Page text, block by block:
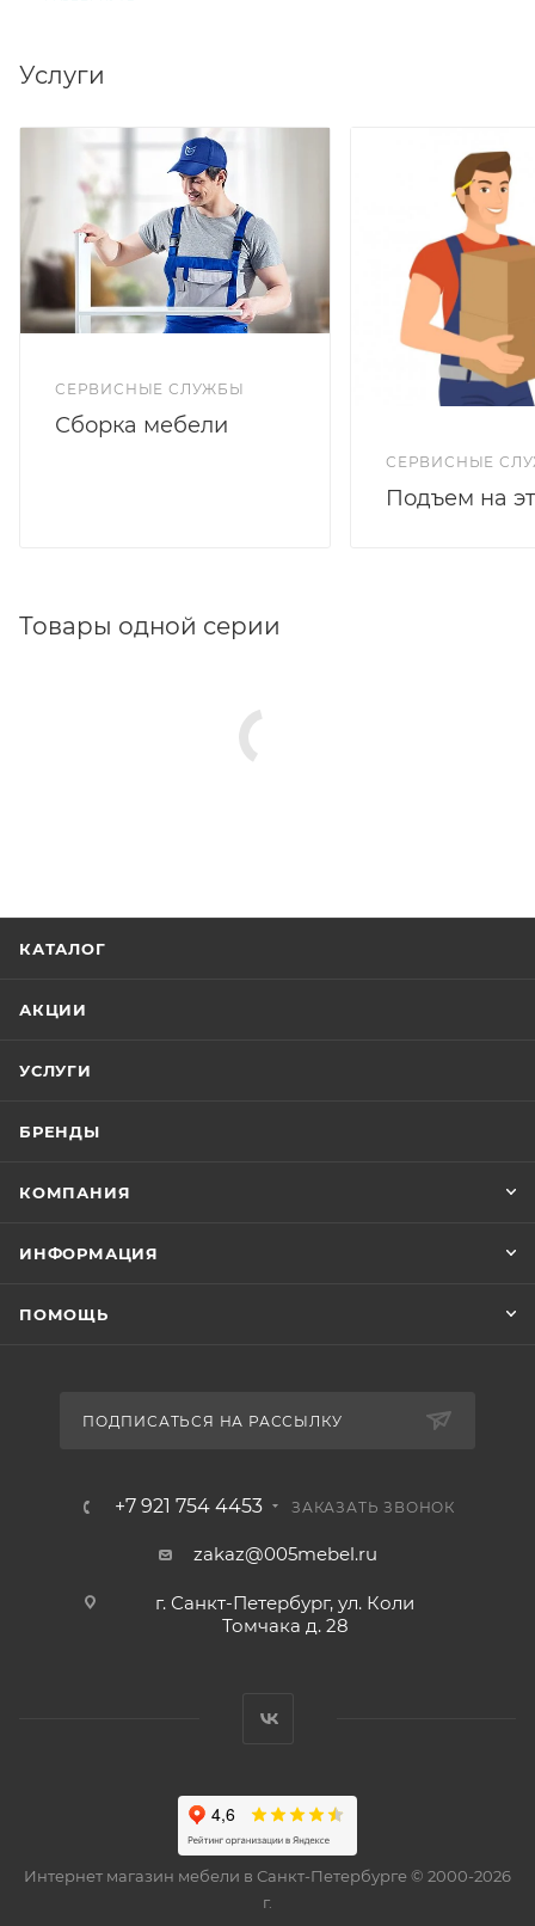
Услуги
СЕРВИСНЫЕ СЛУЖБЫ
Сборка мебели
СЕРВИСНЫЕ
Подъем на
Товары одной серии
КАТАЛОГ
АКЦИИ
УСЛУГИ
БРЕНДЫ
КОМПАНИЯ
ИНФОРМАЦИЯ
ПОМОЩЬ
ПОДПИСАТЬСЯ НА РАССЫЛКУ
+7 921 754 4453 ЗАКАЗАТЬ ЗВОНОК
zakaz@005mebel.ru
г. Санкт-Петербург, ул. Коли
Томчака д. 28
Интернет магазин мебели в Санкт-Петербурге © 2000-2026
г.